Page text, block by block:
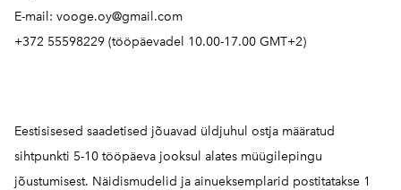
E-mail: vooge.oy@gmail.com
+372 55598229 (tööpäevadel 10.00-17.00 GMT+2)
Eestisisesed saadetised jõuavad üldjuhul ostja määratud
sihtpunkti 5-10 tööpäeva jooksul alates müügilepingu
jõustumisest. Näidismudelid ja ainueksemplarid postitatakse 1